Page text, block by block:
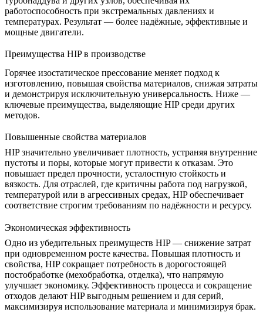
работоспособность при экстремальных давлениях и
температурах. Результат — более надёжные, эффективные и
мощные двигатели.
Преимущества HIP в производстве
Горячее изостатическое прессование меняет подход к
изготовлению, повышая свойства материалов, снижая затраты
и демонстрируя исключительную универсальность. Ниже —
ключевые преимущества, выделяющие HIP среди других
методов.
Повышенные свойства материалов
HIP значительно увеличивает плотность, устраняя внутренние
пустоты и поры, которые могут привести к отказам. Это
повышает предел прочности, усталостную стойкость и
вязкость. Для отраслей, где критичны работа под нагрузкой,
температурой или в агрессивных средах, HIP обеспечивает
соответствие строгим требованиям по надёжности и ресурсу.
Экономическая эффективность
Одно из убедительных преимуществ HIP — снижение затрат
при одновременном росте качества. Повышая плотность и
свойства, HIP сокращает потребность в дорогостоящей
постобработке (мехобработка, отделка), что напрямую
улучшает экономику. Эффективность процесса и сокращение
отходов делают HIP выгодным решением и для серий,
максимизируя использование материала и минимизируя брак.